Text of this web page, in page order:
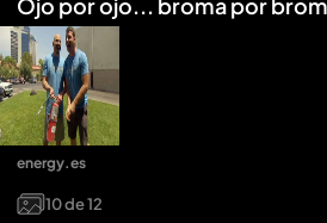
10de12
energy.es